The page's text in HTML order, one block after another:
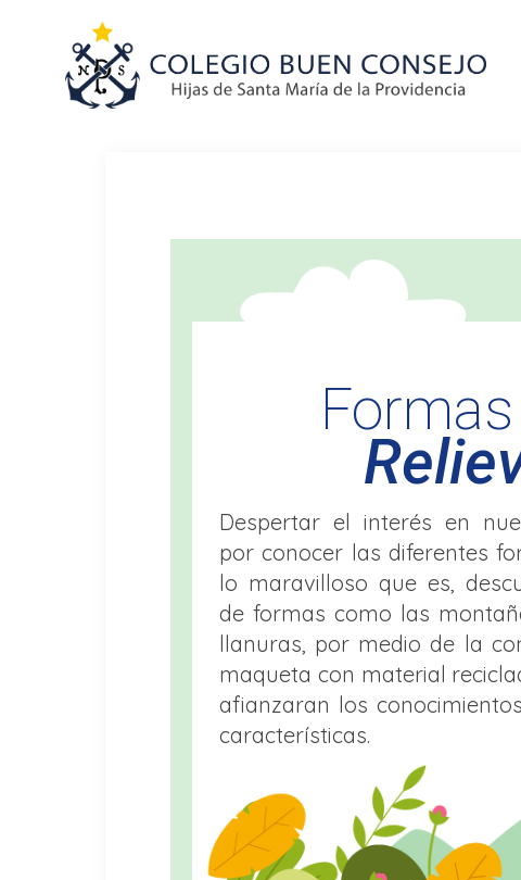
Formas
Despertar el interés en
por conocer las diferentes
lo maravilloso que es,
de formas como las
llanuras, por medio de la
maqueta con material
afianzaran los
características.